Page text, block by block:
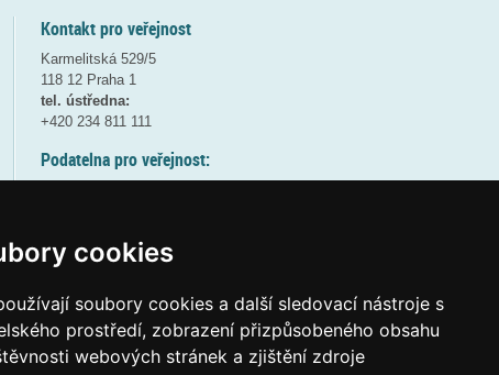
cookies
soubory cookies a další sledovací nástroje s
prostředí, zobrazení přizpůsobeného obsahu
webových stránek a zjištění zdroje
Kontakt pro veřejnost
Karmelitská 529/5
118 12 Praha 1
tel. ústředna:
+420 234 811 111
Podatelna pro veřejnost:
(více informací
Elektronická podatelna:
posta@msmtgov cz